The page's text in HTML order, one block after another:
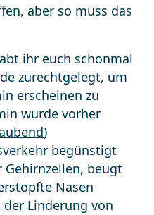
aber so muss das
ihr euch schonmal
zurechtgelegt, um
erscheinen zu
wurde vorher
)
begünstigt
Gehirnzellen, beugt
Nasen
Linderung von